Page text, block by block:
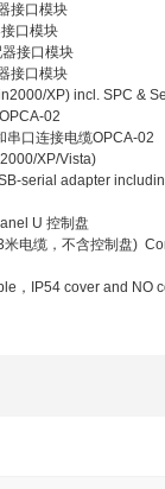
接口模块
口模块
接口模块
接口模块
XP) incl. SPC &
02
串口连接电缆OPCA-02
XP/Vista)
serial adapter
U 控制盘
电缆，不含控制盘)
，IP54 cover and NO